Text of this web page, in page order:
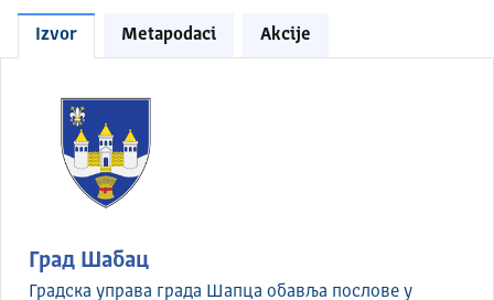
Izvor Metapodaci Akcije
Град Шабац
Градска управа града Шапца обавља послове у